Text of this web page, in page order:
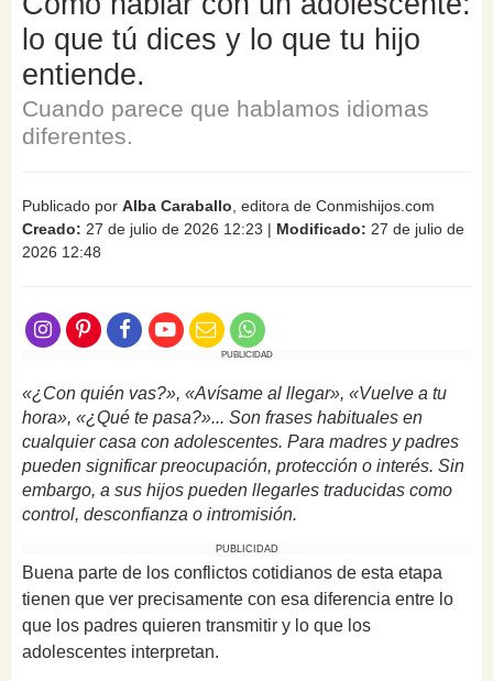
lo que tú dices y lo que tu hijo
entiende.
Cuando parece que hablamos idiomas
diferentes.
Publicado por Alba Caraballo , editora de Conmishijos.com
Creado: 27 de julio de 2026 12:23 | Modificado: 27 de julio de
2026 12:48
PUBLICIDAD
«¿Con quién vas?», «Avísame al llegar», «Vuelve a tu
hora», «¿Qué te pasa?»... Son frases habituales en
cualquier casa con adolescentes. Para madres y padres
pueden significar preocupación, protección o interés. Sin
embargo, a sus hijos pueden llegarles traducidas como
control, desconfianza o intromisión.
PUBLICIDAD
Buena parte de los conflictos cotidianos de esta etapa
tienen que ver precisamente con esa diferencia entre lo
que los padres quieren transmitir y lo que los
adolescentes interpretan.